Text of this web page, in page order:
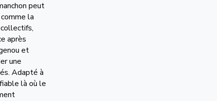
peut
la
après
et
une
Adapté à
là où le